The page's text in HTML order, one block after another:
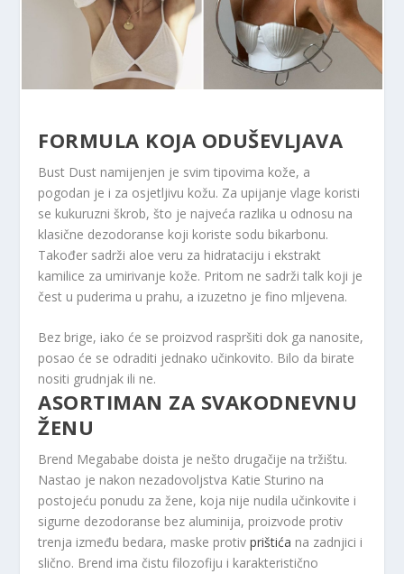
FORMULA KOJA ODUŠEVLJAVA
Bust Dust namijenjen je svim tipovima kože, a
pogodan je i za osjetljivu kožu. Za upijanje vlage koristi
se kukuruzni škrob, što je najveća razlika u odnosu na
klasične dezodoranse koji koriste sodu bikarbonu.
Također sadrži aloe veru za hidrataciju i ekstrakt
kamilice za umirivanje kože. Pritom ne sadrži talk koji je
čest u puderima u prahu, a izuzetno je fino mljevena.
Bez brige, iako će se proizvod raspršiti dok ga nanosite,
posao će se odraditi jednako učinkovito. Bilo da birate
nositi grudnjak ili ne.
ASORTIMAN ZA SVAKODNEVNU
ŽENU
Brend Megababe doista je nešto drugačije na tržištu.
Nastao je nakon nezadovoljstva Katie Sturino na
postojeću ponudu za žene, koja nije nudila učinkovite i
sigurne dezodoranse bez aluminija, proizvode protiv
trenja između bedara, maske protivprištića na zadnjici i
slično. Brend ima čistu filozofiju i karakteristično